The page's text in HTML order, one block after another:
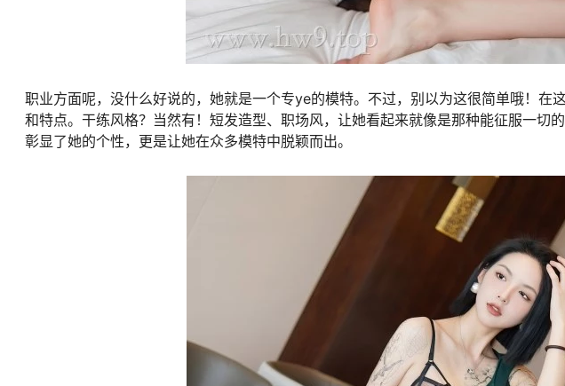
职业方面呢，没什么好说的，她就是一个专ye的模特。不过，别以为这很简单哦！在
和特点。干练风格？当然有！短发造型、职场风，让她看起来就像是那种能征服一切
彰显了她的个性，更是让她在众多模特中脱颖而出。